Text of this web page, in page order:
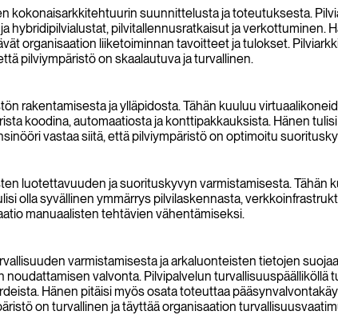
kokonaisarkkitehtuurin suunnittelusta ja toteutuksesta.
hybridipilvialustat, pilvitallennusratkaisut ja verkottuminen.
organisaation liiketoiminnan tavoitteet ja tulokset.
pilviympäristö on skaalautuva ja turvallinen.
rakentamisesta ja ylläpidosta. Tähän kuuluu
koodina, automaatiosta ja konttipakkauksista. Hänen
vastaa siitä, että pilviympäristö on optimoitu
luotettavuuden ja suorituskyvyn varmistamisesta.
olla syvällinen ymmärrys pilvilaskennasta,
manuaalisten tehtävien vähentämiseksi.
varmistamisesta ja arkaluonteisten tietojen
valvonta. Pilvipalvelun turvallisuuspäälliköllä
Hänen pitäisi myös osata toteuttaa
on turvallinen ja täyttää organisaation